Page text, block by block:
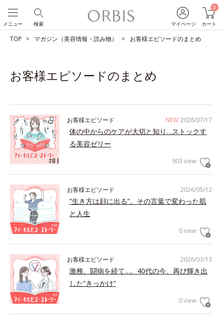
マイページ
0
カート
検索
メニュー
TOP マガジン（美容情報・読み物） お客様エピソードのまとめ
お客様エピソードのまとめ
NEW 2026/07/17
お客様エピソード
体の中からのケアが大切と知り…ストックす
る美容ゼリー
903 view
2026/05/12
お客様エピソード
”生き方は顔に出る”。その言葉で変わった肌
と人生
0 view
2026/03/13
お客様エピソード
激務、闘病を経て…。40代の今、再び輝き出
した“きっかけ”
0 view